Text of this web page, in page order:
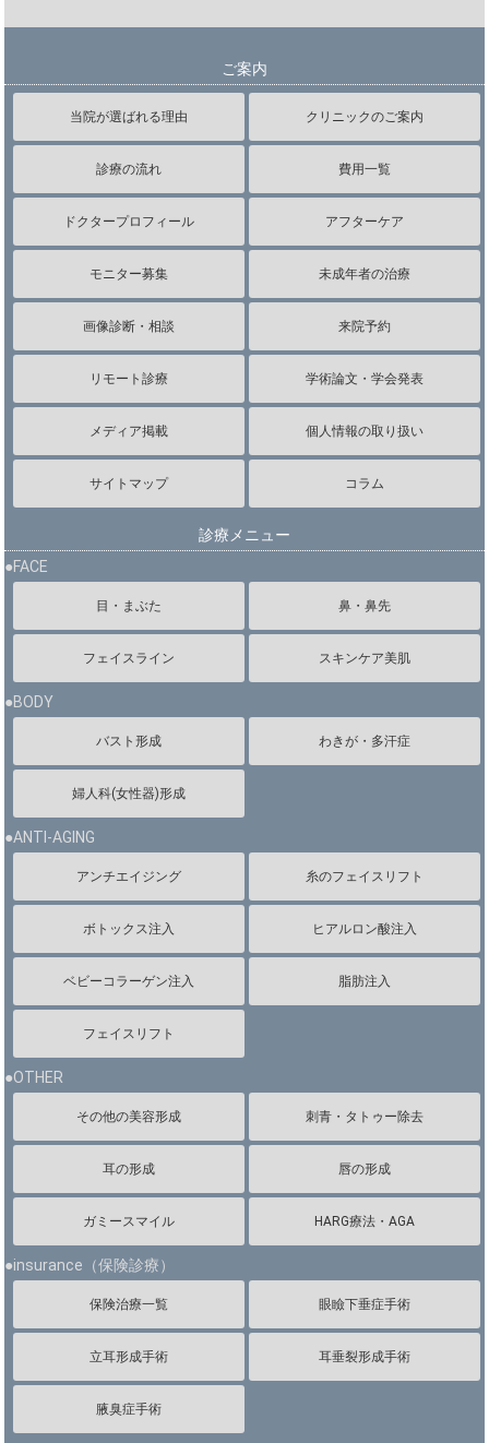
ご案内
当院が選ばれる理由 クリニックのご案内
診療の流れ 費用一覧
ドクタープロフィール アフターケア
モニター募集 未成年者の治療
画像診断・相談 来院予約
リモート診療 学術論文・学会発表
メディア掲載 個人情報の取り扱い
サイトマップ コラム
診療メニュー
●FACE
目・まぶた 鼻・鼻先
フェイスライン スキンケア美肌
●BODY
バスト形成 わきが・多汗症
婦人科(女性器)形成
●ANTI-AGING
アンチエイジング 糸のフェイスリフト
ボトックス注入 ヒアルロン酸注入
ベビーコラーゲン注入 脂肪注入
フェイスリフト
●OTHER
その他の美容形成 刺青・タトゥー除去
耳の形成 唇の形成
ガミースマイル HARG療法・AGA
●insurance（保険診療）
保険治療一覧 眼瞼下垂症手術
立耳形成手術 耳垂裂形成手術
腋臭症手術